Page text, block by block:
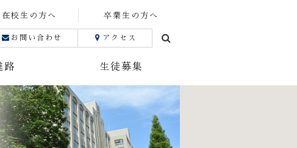
路 生徒募集
在校生の方へ 卒業生の方へ
お問い合わせ アクセス